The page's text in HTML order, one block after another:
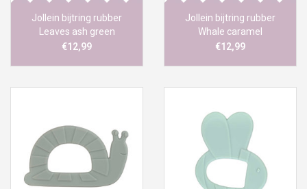
Jollein bijtring rubber
Leaves ash green
€12,99
Jollein bijtring rubber
Whale caramel
€12,99